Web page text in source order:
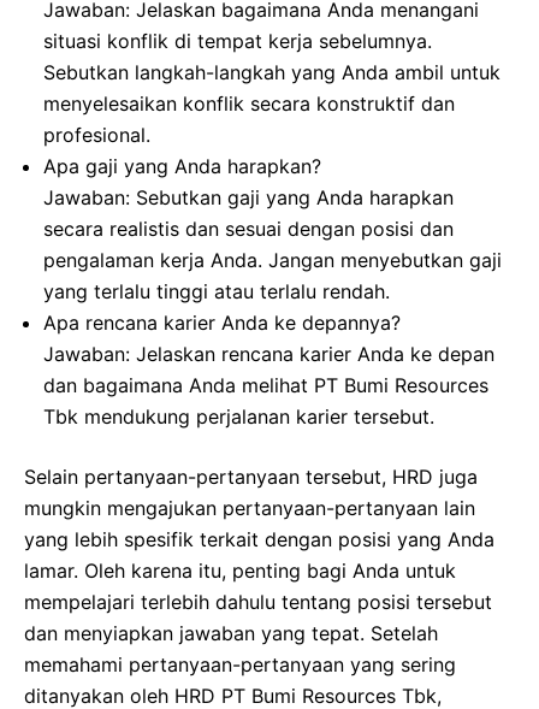
Jawaban: Jelaskan bagaimana Anda menangani
situasi konflik di tempat kerja sebelumnya.
Sebutkan langkah-langkah yang Anda ambil untuk
menyelesaikan konflik secara konstruktif dan
profesional.
Apa gaji yang Anda harapkan?
Jawaban: Sebutkan gaji yang Anda harapkan
secara realistis dan sesuai dengan posisi dan
pengalaman kerja Anda. Jangan menyebutkan gaji
yang terlalu tinggi atau terlalu rendah.
Apa rencana karier Anda ke depannya?
Jawaban: Jelaskan rencana karier Anda ke depan
dan bagaimana Anda melihat PT Bumi Resources
Tbk mendukung perjalanan karier tersebut.
Selain pertanyaan-pertanyaan tersebut, HRD juga
mungkin mengajukan pertanyaan-pertanyaan lain
yang lebih spesifik terkait dengan posisi yang Anda
lamar. Oleh karena itu, penting bagi Anda untuk
mempelajari terlebih dahulu tentang posisi tersebut
dan menyiapkan jawaban yang tepat. Setelah
memahami pertanyaan-pertanyaan yang sering
ditanyakan oleh HRD PT Bumi Resources Tbk,